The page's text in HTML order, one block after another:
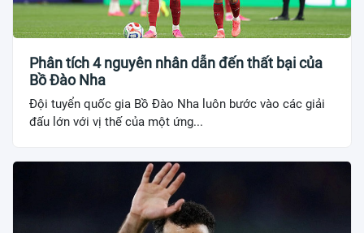
Phân tích 4 nguyên nhân dẫn đến thất bại của
Bồ Đào Nha
Đội tuyển quốc gia Bồ Đào Nha luôn bước vào các giải
đấu lớn với vị thế của một ứng...